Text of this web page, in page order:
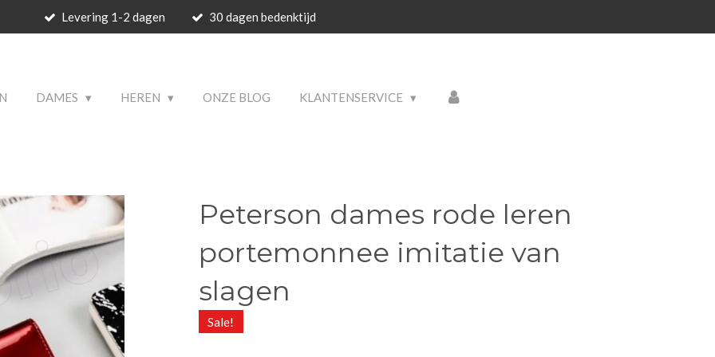
Levering 1-2 dagen 30 dagen bedenktijd
DAMES HEREN ONZE BLOG KLANTENSERVICE
Peterson dames rode leren
portemonnee imitatie van
slagen
Sale!